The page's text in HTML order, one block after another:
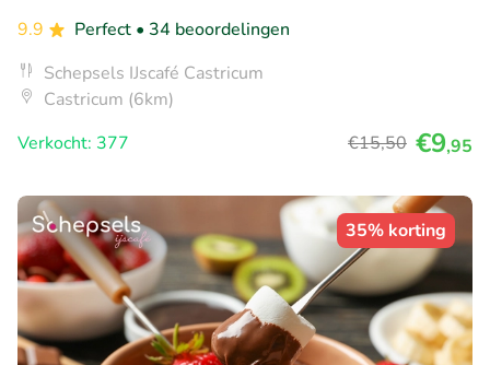
9.9
Perfect • 34 beoordelingen
Schepsels IJscafé Castricum
Castricum (6km)
Verkocht: 377
€15,50 €9,95
35% korting